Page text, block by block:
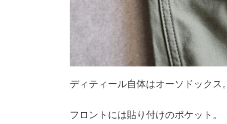
ディティール自体はオーソドックス。
フロントには貼り付けのポケット。